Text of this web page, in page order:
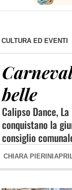
CULTURA ED EVENTI
belle
Calipso Dance,
conquistano la
consiglio
CHIARA PIERINI